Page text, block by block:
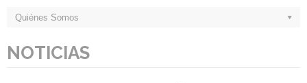
Quiénes Somos
NOTICIAS